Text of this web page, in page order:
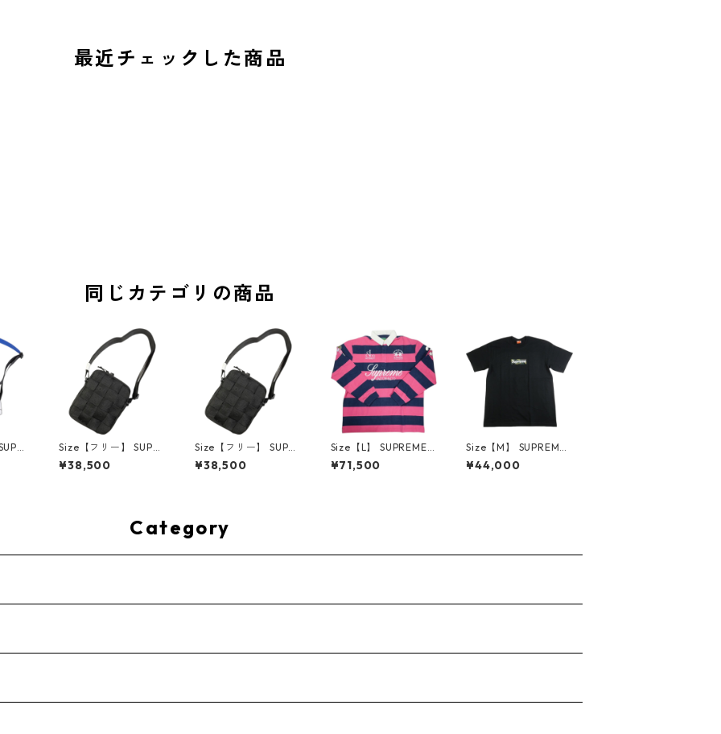
最近チェックした商品
同じカテゴリの商品
Size【フリー】 SUPR
EME シュプリーム 24
SS Woven Shoulder B
¥38,500
Size【フリー】 SUPR
EME シュプリーム 24
SS Woven Shoulder B
¥38,500
Size【L】 SUPREME
シュプリーム ×La Mar
tina ×Jacob & Co 26
¥71,500
Size【M】 SUPREME
シュプリーム 23AW B
ox Logo Tee Black T
¥44,000
Category